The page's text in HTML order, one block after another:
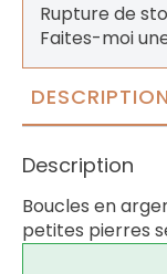
Rupture de
Faites-moi
DESCRIPTION
Description
Boucles en
petites pierres